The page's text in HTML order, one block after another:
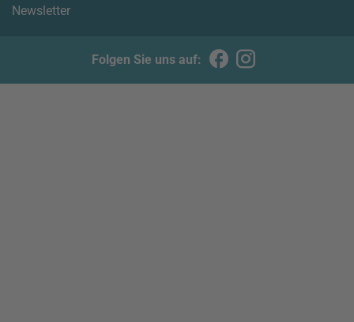
Newsletter
Folgen Sie uns auf: